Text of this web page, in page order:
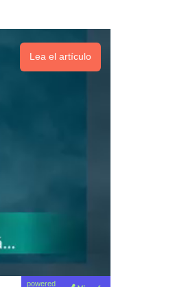
Lea el artículo
powered